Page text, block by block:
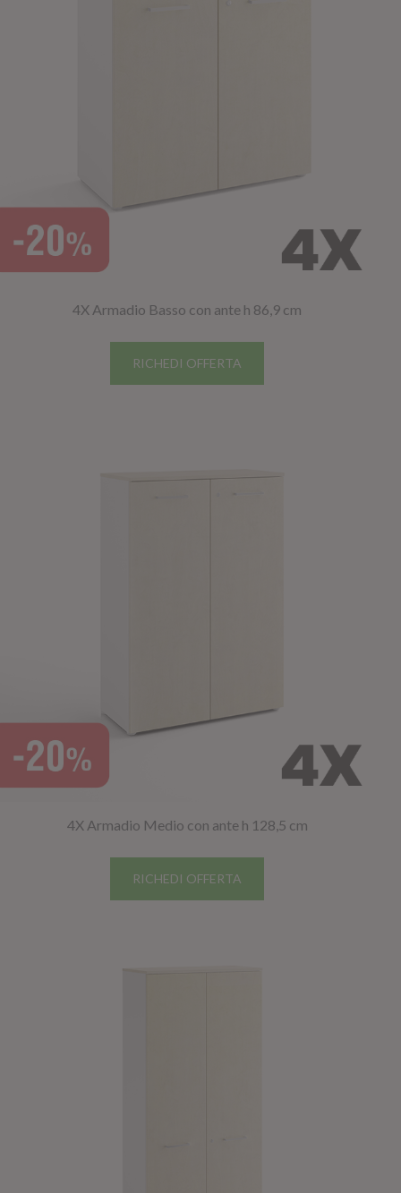
4X Armadio Basso con ante h 86,9 cm
RICHEDI OFFERTA
4X Armadio Medio con ante h 128,5 cm
RICHEDI OFFERTA